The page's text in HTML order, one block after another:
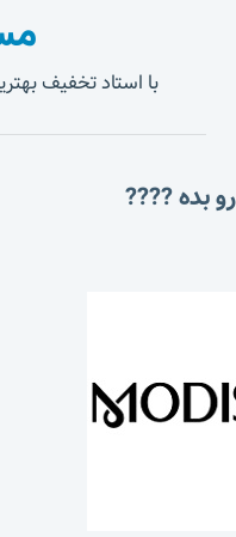
با استاد تخفیف
بده ????